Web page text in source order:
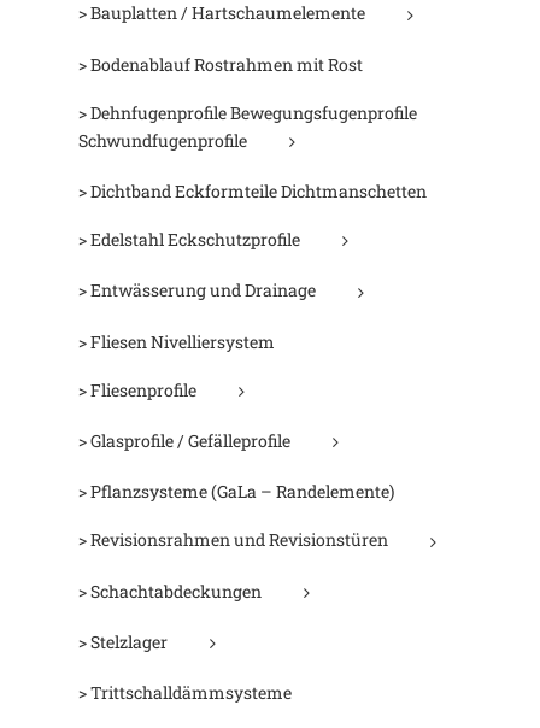
> Bauplatten / Hartschaumelemente
> Bodenablauf Rostrahmen mit Rost
> Dehnfugenprofile Bewegungsfugenprofile
Schwundfugenprofile
> Dichtband Eckformteile Dichtmanschetten
> Edelstahl Eckschutzprofile
> Entwässerung und Drainage
> Fliesen Nivelliersystem
> Fliesenprofile
> Glasprofile / Gefälleprofile
> Pflanzsysteme (GaLa – Randelemente)
> Revisionsrahmen und Revisionstüren
> Schachtabdeckungen
> Stelzlager
> Trittschalldämmsysteme